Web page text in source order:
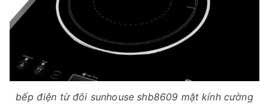
bếp điện từ đôi sunhouse shb8609 mặt kính cường